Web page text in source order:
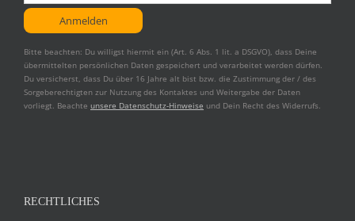
Bitte beachten: Du willigst hiermit ein (Art. 6 Abs. 1 lit. a DSGVO), dass Deine
übermittelten persönlichen Daten gespeichert und verarbeitet werden dürfen.
Du versicherst, dass Du über 16 Jahre alt bist bzw. die Zustimmung der / des
Sorgeberechtigten zur Nutzung des Kontaktes und Weitergabe der Daten
vorliegt. Beachte unsere Datenschutz-Hinweise und Dein Recht des Widerrufs.
RECHTLICHES